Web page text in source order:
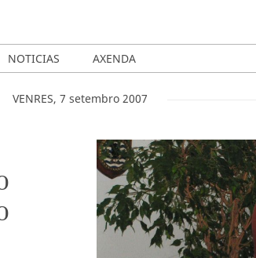
NOTICIAS AXENDA
VENRES, 7 setembro 2007